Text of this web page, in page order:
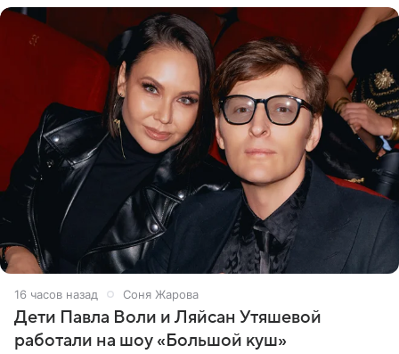
16 часов назад Соня Жарова
Дети Павла Воли и Ляйсан Утяшевой
работали на шоу «Большой куш»